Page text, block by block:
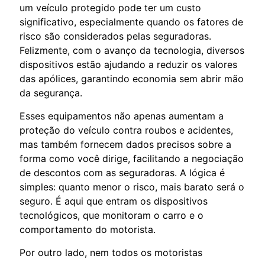
um veículo protegido pode ter um custo
significativo, especialmente quando os fatores de
risco são considerados pelas seguradoras.
Felizmente, com o avanço da tecnologia, diversos
dispositivos estão ajudando a reduzir os valores
das apólices, garantindo economia sem abrir mão
da segurança.
Esses equipamentos não apenas aumentam a
proteção do veículo contra roubos e acidentes,
mas também fornecem dados precisos sobre a
forma como você dirige, facilitando a negociação
de descontos com as seguradoras. A lógica é
simples: quanto menor o risco, mais barato será o
seguro. É aqui que entram os dispositivos
tecnológicos, que monitoram o carro e o
comportamento do motorista.
Por outro lado, nem todos os motoristas